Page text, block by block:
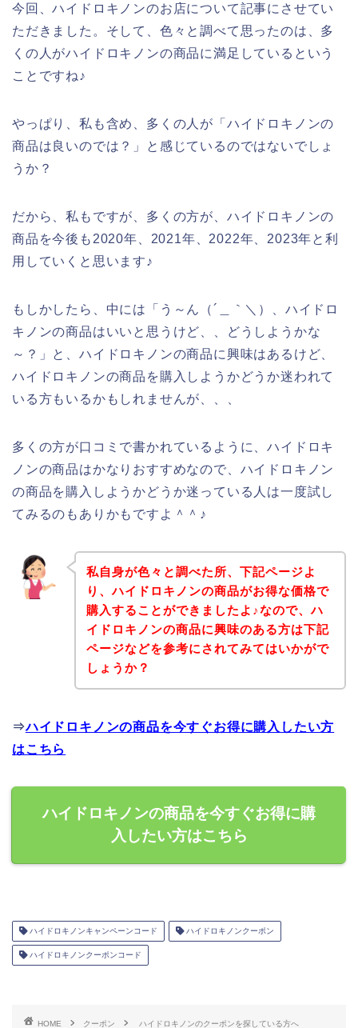
今回、ハイドロキノンのお店について記事にさせてい
ただきました。そして、色々と調べて思ったのは、多
くの人がハイドロキノンの商品に満足しているという
ことですね♪
やっぱり、私も含め、多くの人が「ハイドロキノンの
商品は良いのでは？」と感じているのではないでしょ
うか？
だから、私もですが、多くの方が、ハイドロキノンの
商品を今後も2020年、2021年、2022年、2023年と利
用していくと思います♪
もしかしたら、中には「う～ん（´＿｀＼）、ハイドロ
キノンの商品はいいと思うけど、、どうしようかな
～？」と、ハイドロキノンの商品に興味はあるけど、
ハイドロキノンの商品を購入しようかどうか迷われて
いる方もいるかもしれませんが、、、
多くの方が口コミで書かれているように、ハイドロキ
ノンの商品はかなりおすすめなので、ハイドロキノン
の商品を購入しようかどうか迷っている人は一度試し
てみるのもありかもですよ＾＾♪
私自身が色々と調べた所、下記ページよ
り、ハイドロキノンの商品がお得な価格で
購入することができましたよ♪なので、ハ
イドロキノンの商品に興味のある方は下記
ページなどを参考にされてみてはいかがで
しょうか？
⇒ハイドロキノンの商品を今すぐお得に購入したい方
はこちら
ハイドロキノンの商品を今すぐお得に購
入したい方はこちら
ハイドロキノンキャンペーンコード ハイドロキノンクーポン
ハイドロキノンクーポンコード
HOME クーポン ハイドロキノンのクーポンを探している方へ